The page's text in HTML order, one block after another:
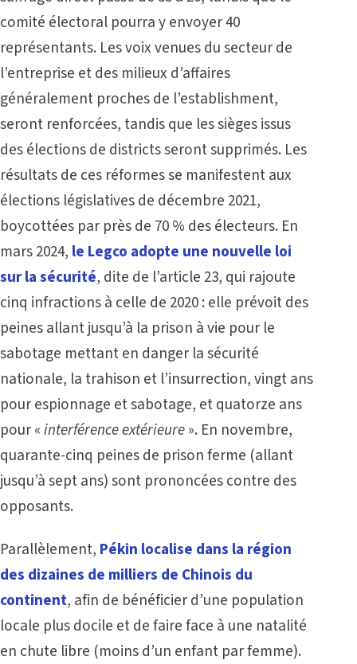
comité électoral pourra y envoyer 40
représentants. Les voix venues du secteur de
l’entreprise et des milieux d’affaires
généralement proches de l’establishment,
seront renforcées, tandis que les sièges issus
des élections de districts seront supprimés. Les
résultats de ces réformes se manifestent aux
élections législatives de décembre 2021,
boycottées par près de 70 % des électeurs. En
mars 2024, le Legco adopte une nouvelle loi
sur la sécurité, dite de l’article 23, qui rajoute
cinq infractions à celle de 2020 : elle prévoit des
peines allant jusqu’à la prison à vie pour le
sabotage mettant en danger la sécurité
nationale, la trahison et l’insurrection, vingt ans
pour espionnage et sabotage, et quatorze ans
pour «interférence extérieure». En novembre,
quarante-cinq peines de prison ferme (allant
jusqu’à sept ans) sont prononcées contre des
opposants.
Parallèlement, Pékin localise dans la région
des dizaines de milliers de Chinois du
continent, afin de bénéficier d’une population
locale plus docile et de faire face à une natalité
en chute libre (moins d’un enfant par femme).